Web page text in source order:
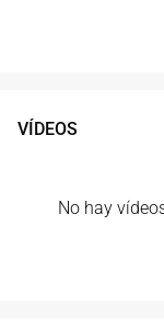
VÍDEOS
No hay